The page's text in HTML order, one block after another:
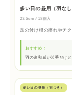
多い日の昼用（羽なし
23.5cm / 18個入
足の付け根の擦れやチ
おすすめ：
羽の違和感が苦手だけ
多い日の昼用（羽つき）